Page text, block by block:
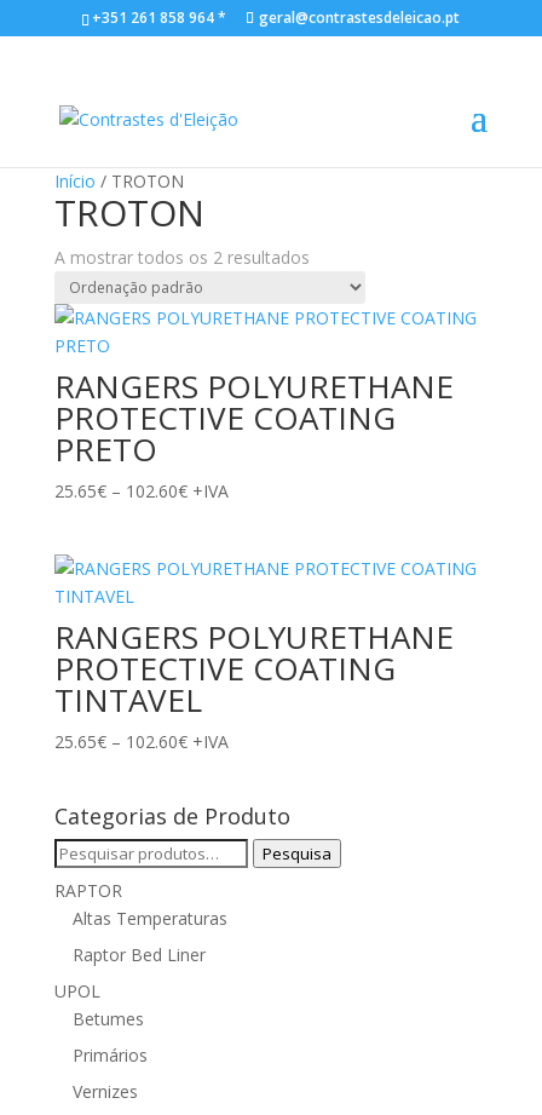
+351 261 858 964 * geral@contrastesdeleicao.pt
Início / TROTON
TROTON
A mostrar todos os 2 resultados
RANGERS POLYURETHANE
PROTECTIVE COATING
PRETO
25.65€ – 102.60€Price
through
+IVA
RANGERS POLYURETHANE
PROTECTIVE COATING
TINTAVEL
25.65€ – 102.60€Price
through
102.60€
+IVA
Categorias de Produto
Pesquisar
por:
Pesquisa
RAPTOR
Altas Temperaturas
Raptor Bed Liner
UPOL
Betumes
Primários
Vernizes